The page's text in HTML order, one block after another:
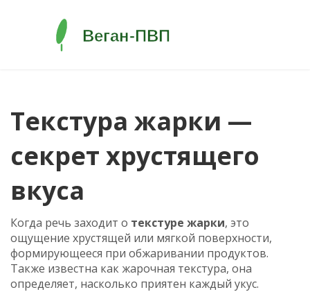
Текстура жарки —
секрет хрустящего
вкуса
Когда речь заходит о текстуре жарки, это
ощущение хрустящей или мягкой поверхности,
формирующееся при обжаривании продуктов.
Также известна какжарочная текстура, она
определяет, насколько приятен каждый укус.